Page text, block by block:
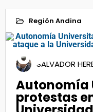
Región Andina
09
Feb 2023
SALVADOR
Autonomía
protestas